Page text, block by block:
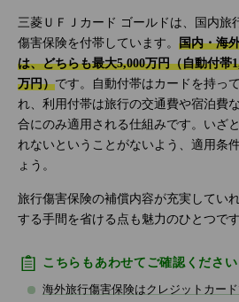
三菱ＵＦＪカード ゴールドは、国内旅
傷害保険を付帯しています。 国内・海
は、どちらも最大5,000万円（自動付帯
万円）です。自動付帯はカードを持っ
れ、利用付帯は旅行の交通費や宿泊費
合にのみ適用される仕組みです。いざ
れないということがないよう、適用条
ょう。
旅行傷害保険の補償内容が充実してい
する手間を省ける点も魅力のひとつです
こちらもあわせてご確認ください
海外旅行傷害保険はクレジットカー